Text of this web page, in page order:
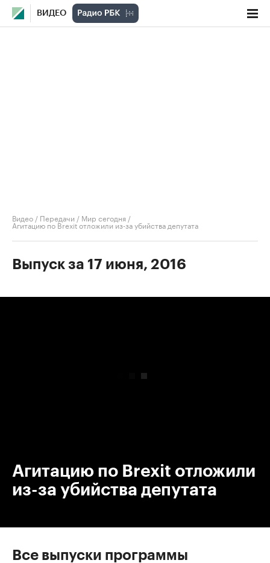
ВИДЕО
Видео / Передачи / Мир сегодня /
Агитацию по Brexit отложили из-за убийства депутата
Выпуск за 17 июня, 2016
Агитацию по Brexit отложили
из-за убийства депутата
Все выпуски программы